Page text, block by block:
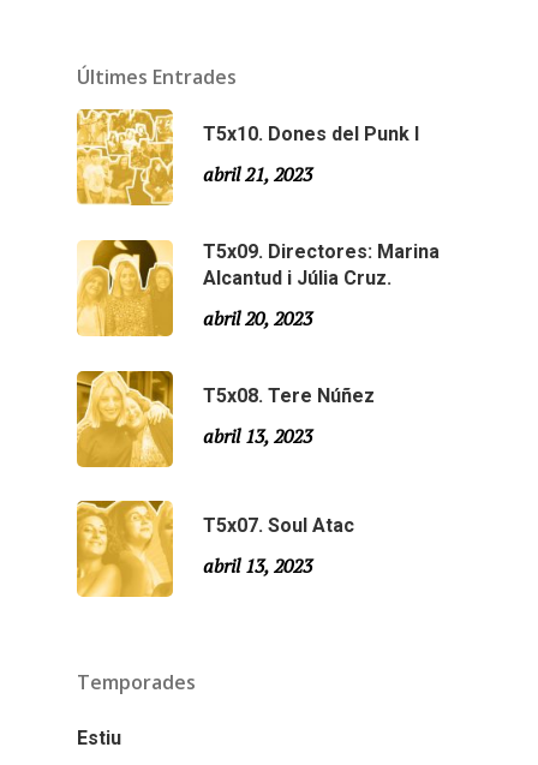
Últimes Entrades
T5x10. Dones del Punk I
abril 21, 2023
T5x09. Directores: Marina
Alcantud i Júlia Cruz.
abril 20, 2023
T5x08. Tere Núñez
abril 13, 2023
T5x07. Soul Atac
abril 13, 2023
Temporades
Estiu
Temporades
Especial Estiu
Monty Peiró